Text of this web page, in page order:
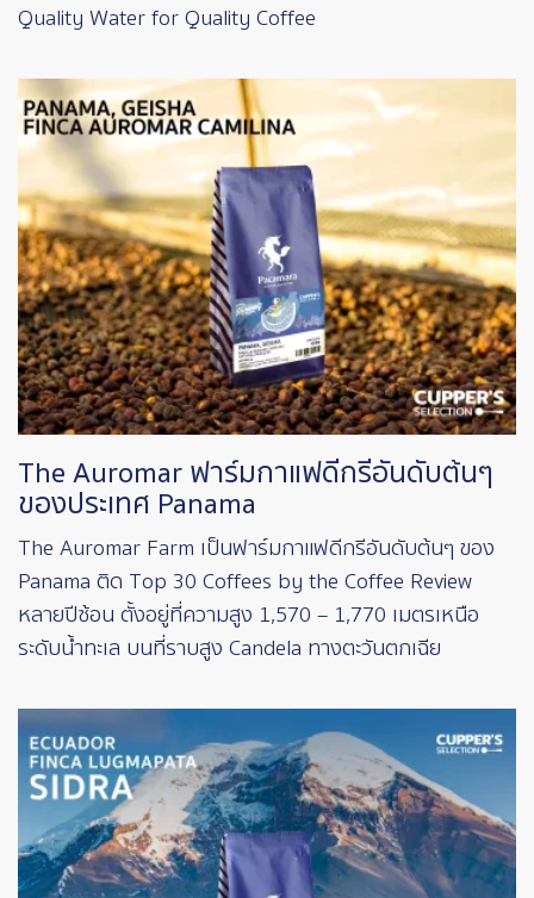
Quality Water for Quality Coffee
Image
The Auromar ฟาร์มกาแฟดีกรีอันดับต้นๆ
ของประเทศ Panama
The Auromar Farm เป็นฟาร์มกาแฟดีกรีอันดับต้นๆ ของ
Panama ติด Top 30 Coffees by the Coffee Review
หลายปีซ้อน ตั้งอยู่ที่ความสูง 1,570 – 1,770 เมตรเหนือ
ระดับน้ำทะเล บนที่ราบสูง Candela ทางตะวันตกเฉีย
Image